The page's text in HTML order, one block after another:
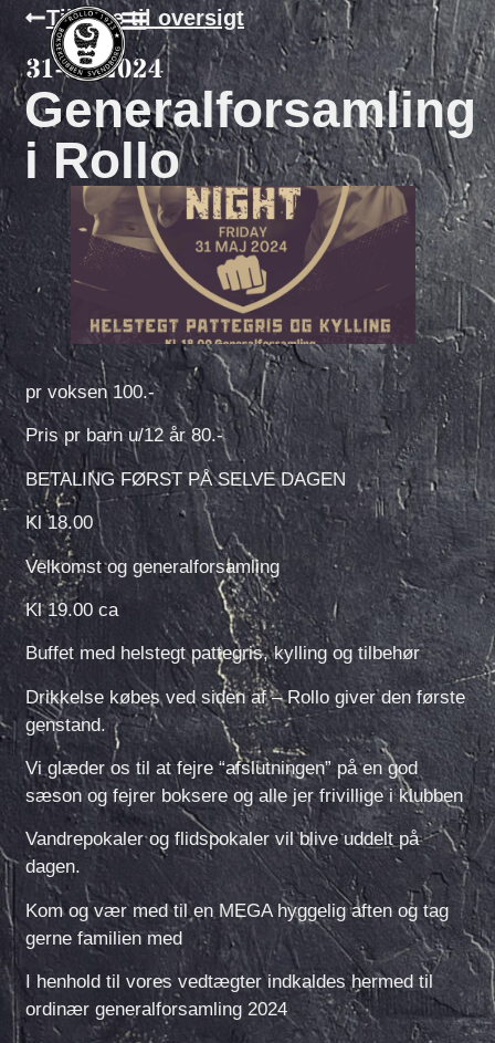
Tilbage til oversigt
31-03-2024
Generalforsamling
i Rollo
pr voksen 100.-
Prispr barn u/12 år 80.-
BETALING FØRST PÅ SELVE DAGEN
Kl 18.00
Velkomst og generalforsamling
Kl 19.00 ca
Buffet med helstegt pattegris, kylling og tilbehør
Drikkelse købes ved siden af – Rollo giver den første
genstand.
Vi glæder os til at fejre “afslutningen” på en god
sæson og fejrer boksere og alle jer frivillige i klubben
Vandrepokaler og flidspokaler vil blive uddelt på
dagen.
Kom og vær med til en MEGA hyggelig aften og tag
gerne familien med
I henhold til vores vedtægter indkaldes hermed til
ordinær generalforsamling 2024